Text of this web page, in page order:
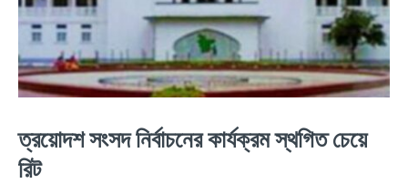
ত্রয়োদশ সংসদ নির্বাচনের কার্যক্রম স্থগিত চেয়ে
রিট